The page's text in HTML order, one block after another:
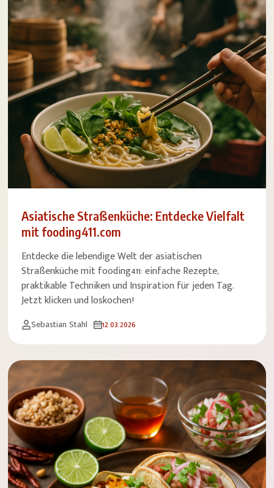
Asiatische Straßenküche: Entdecke Vielfalt
mit fooding411.com
Entdecke die lebendige Welt der asiatischen
Straßenküche mit fooding411: einfache Rezepte,
praktikable Techniken und Inspiration für jeden Tag.
Jetzt klicken und loskochen!
Sebastian Stahl 12.03.2026